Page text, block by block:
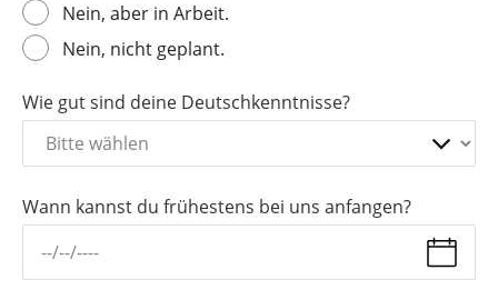
Nein, aber in Arbeit.
Nein, nicht geplant.
Wie gut sind deine Deutschkenntnisse?
Wann kannst du frühestens bei uns anfangen?